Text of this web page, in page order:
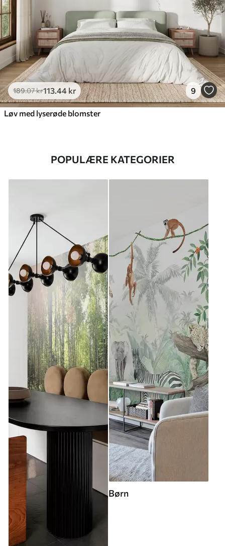
189.07kr113 .44 kr 9
Løv med lyserøde blomster
POPULÆRE KATEGORIER
Børn